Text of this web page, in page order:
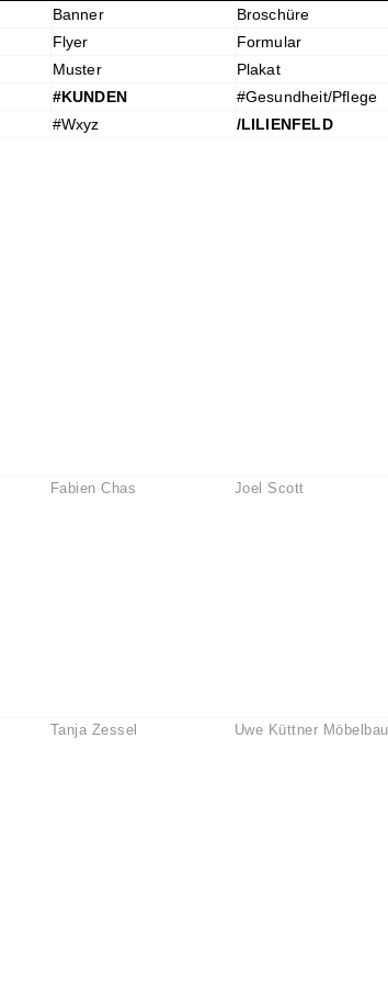
Banner
Broschüre
Flyer
Formular
Muster
Plakat
#KUNDEN
#Gesundheit/Pflege
#Wxyz
/LILIENFELD
Fabien Chas Joel Scott
Tanja Zessel Uwe Küttner Möbelbau